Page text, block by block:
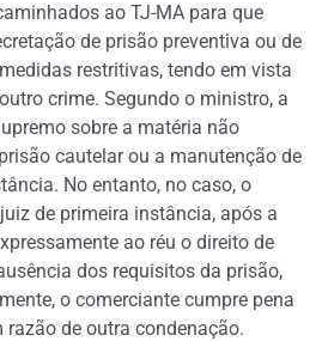
ao TJ-MA para que
de prisão preventiva ou de
restritivas, tendo em vista
crime. Segundo o ministro, a
sobre a matéria não
cautelar ou a manutenção de
No entanto, no caso, o
de primeira instância, após a
ao réu o direito de
dos requisitos da prisão,
o comerciante cumpre pena
de outra condenação.